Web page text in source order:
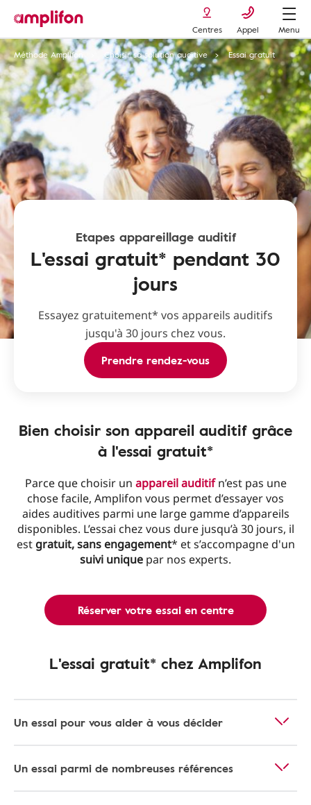
Centres Appel
Menu
Méthode Amplifon
Choisir sa solution auditive Essai gratuit
Etapes appareillage auditif
L'essai gratuit* pendant 30
jours
Essayez gratuitement* vos appareils auditifs
jusqu'à 30 jours chez vous.
Prendre rendez-vous
Bien choisir son appareil auditif grâce
à l'essai gratuit*
Parce que choisir un appareil auditifn’est pas une
chose facile, Amplifon vous permet d’essayer vos
aides auditives parmi une large gamme d’appareils
disponibles. L’essai chez vous dure jusqu’à 30 jours, il
estgratuit, sans engagement* et s’accompagne d'un
suivi unique par nos experts.
Réserver votre essai en centre
L'essai gratuit* chez Amplifon
Un essai pour vous aider à vous décider
Un essai parmi de nombreuses références